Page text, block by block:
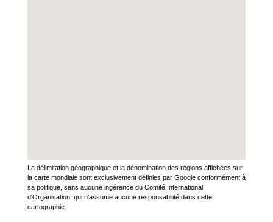
La délimitation géographique et la dénomination des régions affichées sur
la carte mondiale sont exclusivement définies par Google conformément à
sa politique, sans aucune ingérence du Comité International
d'Organisation, qui n'assume aucune responsabilité dans cette
cartographie.